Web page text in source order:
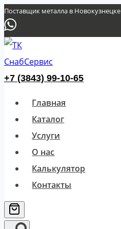
Перейти
к
содержимому
Поставщик металла в Новокузнецке
+7 (3843) 99-10-65
Главная
Каталог
Услуги
О нас
Калькулятор
Контакты